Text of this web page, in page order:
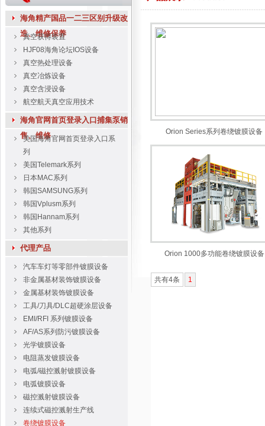
海角精产国品一二三区别升级改
造、维修保养
真空获得装置
HJF08海角论坛IOS设备
真空热处理设备
真空冶炼设备
真空含浸设备
航空航天真空应用技术
海角官网首页登录入口捕集泵销
售、维修
美国海角官网首页登录入口系
列
美国Telemark系列
日本MAC系列
韩国SAMSUNG系列
韩国Vplusm系列
韩国Hannam系列
其他系列
代理产品
汽车车灯等零部件镀膜设备
非金属基材装饰镀膜设备
金属基材装饰镀膜设备
工具/刀具/DLC超硬涂层设备
EMI/RFI 系列镀膜设备
AF/AS系列防污镀膜设备
光学镀膜设备
电阻蒸发镀膜设备
电弧/磁控溅射镀膜设备
电弧镀膜设备
磁控溅射镀膜设备
连续式磁控溅射生产线
卷绕镀膜设备
Orion Series系列卷绕镀膜设备
Orion 1000多功能卷绕镀膜设备
共有4条 1